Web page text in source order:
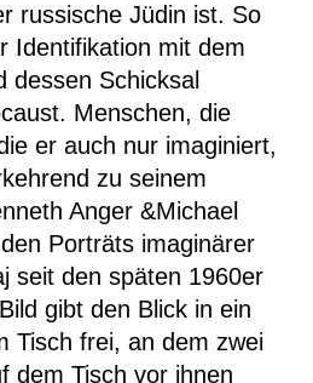
russische Jüdin ist. So
Identifikation mit dem
dessen Schicksal
Menschen, die
er auch nur imaginiert,
zu seinem
Anger &Michael
Porträts imaginärer
seit den späten 1960er
gibt den Blick in ein
Tisch frei, an dem zwei
dem Tisch vor ihnen